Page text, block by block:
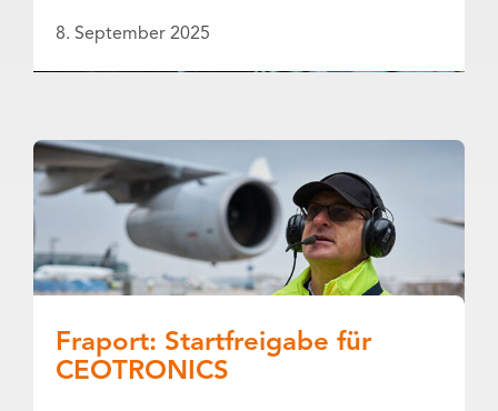
8. September 2025
Fraport: Startfreigabe für
CEOTRONICS